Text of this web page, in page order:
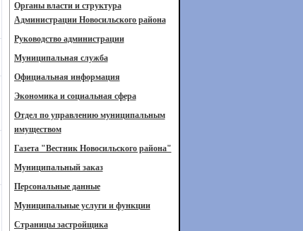
Органы власти и структура
Администрации Новосильского района
Руководство администрации
Муниципальная служба
Официальная информация
Экономика и социальная сфера
Отдел по управлению муниципальным
имуществом
Газета "Вестник Новосильского района"
Муниципальный заказ
Персональные данные
Муниципальные услуги и функции
Страницы застройщика